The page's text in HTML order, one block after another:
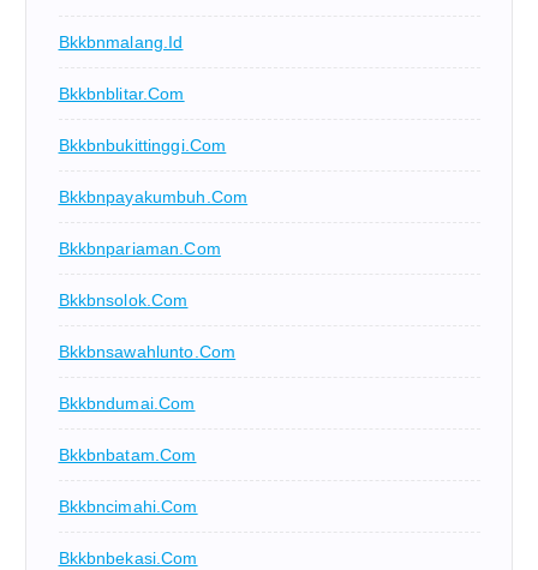
Bkkbnmalang.id
Bkkbnblitar.com
Bkkbnbukittinggi.com
Bkkbnpayakumbuh.com
Bkkbnpariaman.com
Bkkbnsolok.com
Bkkbnsawahlunto.com
Bkkbndumai.com
Bkkbnbatam.com
Bkkbncimahi.com
Bkkbnbekasi.com